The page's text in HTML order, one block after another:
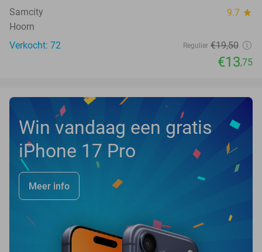
Samcity 9.7 star
Hoorn
Verkocht: 72
Regulier €19,50
€13,75
Win vandaag een gratis
iPhone 17 Pro
Meer info